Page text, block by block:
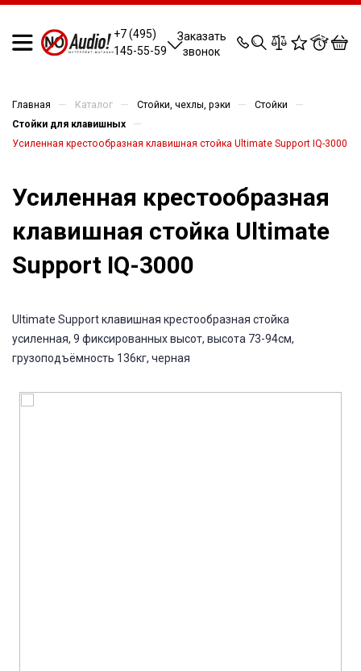
+7 (495)
145-55-59
Заказать
звонок
0 0 0 0
Главная — Каталог — Стойки, чехлы, рэки — Стойки —
Стойки для клавишных —
Усиленная крестообразная клавишная стойка Ultimate Support IQ-3000
Усиленная крестообразная
клавишная стойка Ultimate
Support IQ-3000
Ultimate Support клавишная крестообразная стойка
усиленная, 9 фиксированных высот, высота 73-94см,
грузоподъёмность 136кг, черная